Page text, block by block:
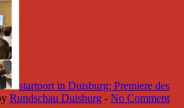
startport in Duisburg: Premiere des
Rundschau Duisburg - No Comment